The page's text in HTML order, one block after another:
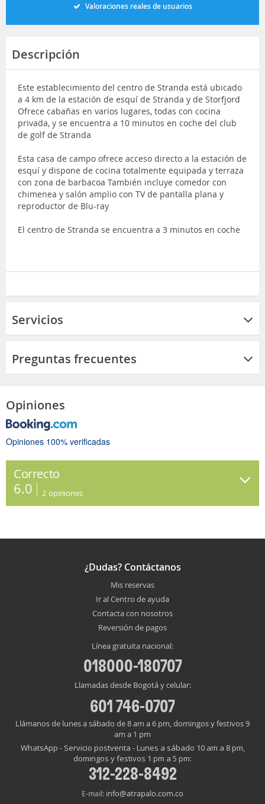
Valoraciones reales de usuarios
Descripción
Este establecimiento del centro de Stranda está ubicado
a 4 km de la estación de esquí de Stranda y de Storfjord
Ofrece cabañas en varios lugares, todas con cocina
privada, y se encuentra a 10 minutos en coche del club
de golf de Stranda
Esta casa de campo ofrece acceso directo a la estación de
esquí y dispone de cocina totalmente equipada y terraza
con zona de barbacoa También incluye comedor con
chimenea y salón amplio con TV de pantalla plana y
reproductor de Blu-ray
El centro de Stranda se encuentra a 3 minutos en coche
Servicios
Preguntas frecuentes
Opiniones
Opiniones 100% verificadas
Correcto
6.0 2 opiniones
¿Dudas? Contáctanos
Mis reservas
Ir al Centro de ayuda
Contacta con nosotros
Reversión de pagos
Línea gratuita nacional:
018000-180707
Llamadas desde Bogotá y celular:
601 746-0707
Llámanos de lunes a sábado de 8 am a 6 pm, domingos y festivos 9
am a 1 pm
WhatsApp - Servicio postventa - Lunes a sábado 10 am a 8 pm,
domingos y festivos 1 pm a 5 pm:
312-228-8492
E-mail: info@atrapalo.com.co